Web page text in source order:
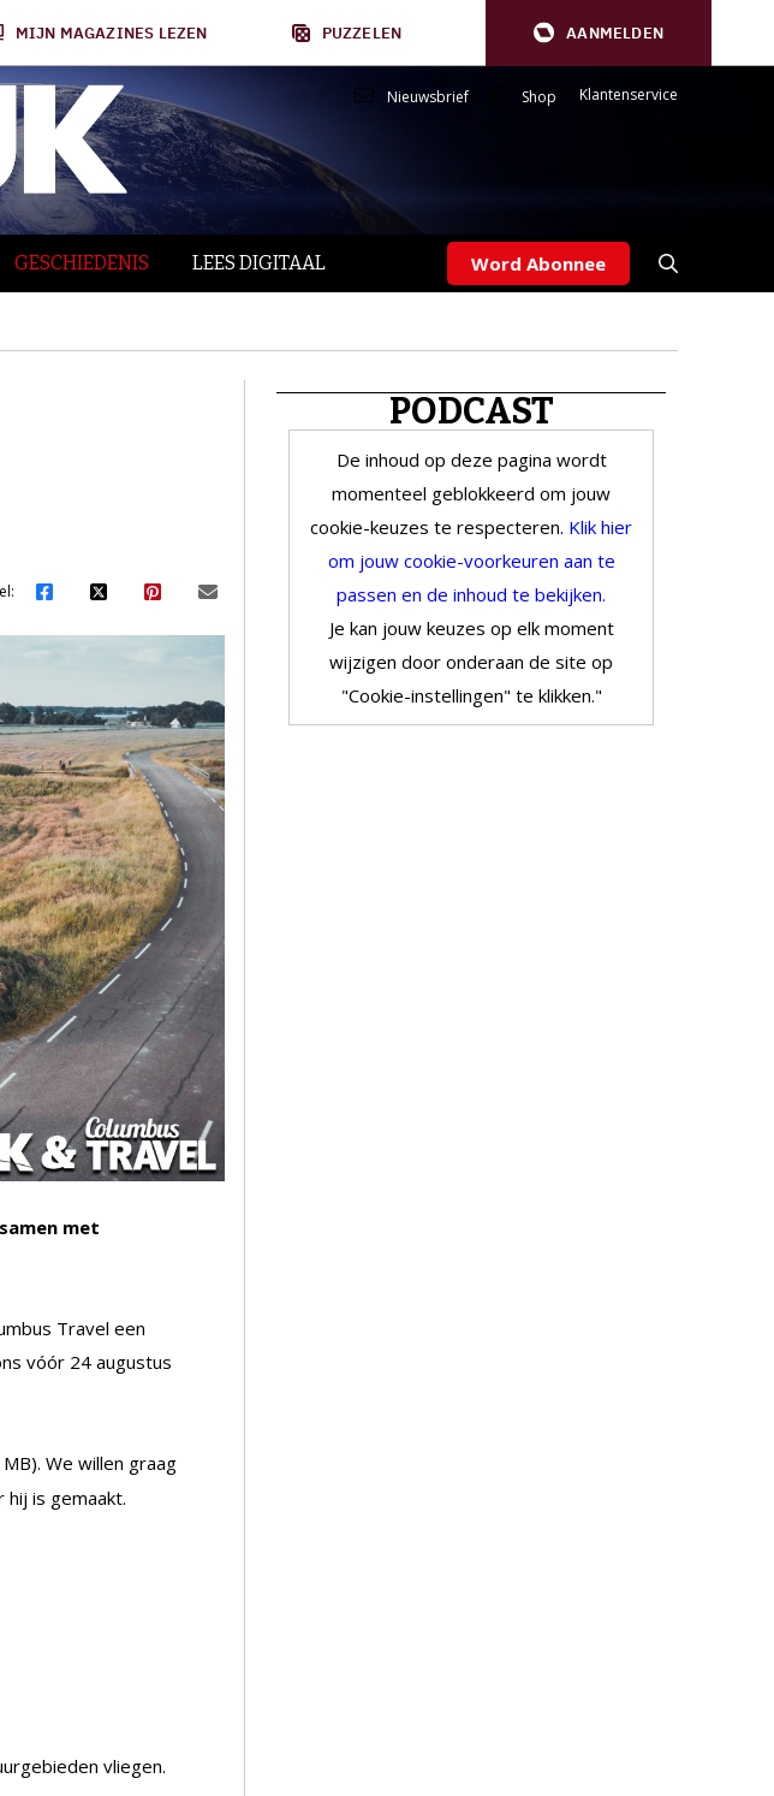
MIJN MAGAZINES LEZEN PUZZELEN AANMELDEN
Nieuwsbrief Shop Klantenservice
GESCHIEDENIS LEES DIGITAAL Word Abonnee
met
Travel een
vóór 24 augustus
We willen graag
is gemaakt.
vliegen.
PODCAST
De inhoud op deze pagina wordt
momenteel geblokkeerd om jouw
cookie-keuzes te respecteren. Klik hier
om jouw cookie-voorkeuren aan te
passen en de inhoud te bekijken.
Je kan jouw keuzes op elk moment
wijzigen door onderaan de site op
"Cookie-instellingen" te klikken."